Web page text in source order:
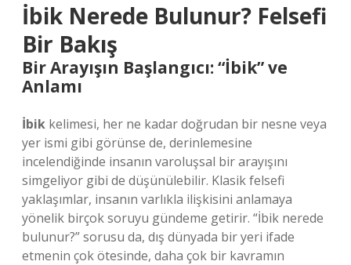
İbik Nerede Bulunur? Felsefi
Bir Bakış
Bir Arayışın Başlangıcı: “İbik” ve
Anlamı
İbik kelimesi, her ne kadar doğrudan bir nesne veya
yer ismi gibi görünse de, derinlemesine
incelendiğinde insanın varoluşsal bir arayışını
simgeliyor gibi de düşünülebilir. Klasik felsefi
yaklaşımlar, insanın varlıkla ilişkisini anlamaya
yönelik birçok soruyu gündeme getirir. “İbik nerede
bulunur?” sorusu da, dış dünyada bir yeri ifade
etmenin çok ötesinde, daha çok bir kavramın